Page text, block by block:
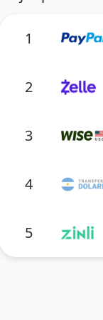
1
2
3
4
5